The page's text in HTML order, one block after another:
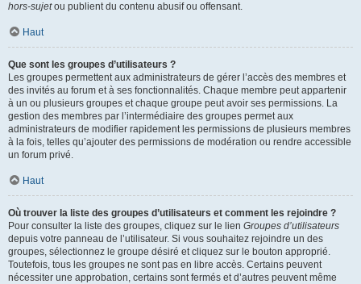
hors-sujetou publient du contenu abusif ou offensant.
Haut
Que sont les groupes d’utilisateurs ?
Les groupes permettent aux administrateurs de gérer l’accès des membres et
des invités au forum et à ses fonctionnalités. Chaque membre peut appartenir
à un ou plusieurs groupes et chaque groupe peut avoir ses permissions. La
gestion des membres par l’intermédiaire des groupes permet aux
administrateurs de modifier rapidement les permissions de plusieurs membres
à la fois, telles qu’ajouter des permissions de modération ou rendre accessible
un forum privé.
Haut
Où trouver la liste des groupes d’utilisateurs et comment les rejoindre ?
Pour consulter la liste des groupes, cliquez sur le lien Groupes d’utilisateurs
depuis votre panneau de l’utilisateur. Si vous souhaitez rejoindre un des
groupes, sélectionnez le groupe désiré et cliquez sur le bouton approprié.
Toutefois, tous les groupes ne sont pas en libre accès. Certains peuvent
nécessiter une approbation, certains sont fermés et d’autres peuvent même